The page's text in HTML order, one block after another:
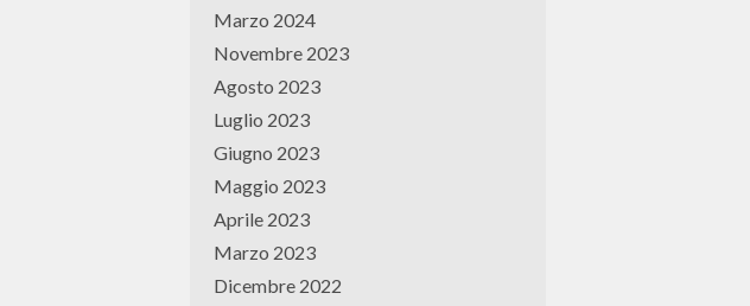
Marzo 2024
Novembre 2023
Agosto 2023
Luglio 2023
Giugno 2023
Maggio 2023
Aprile 2023
Marzo 2023
Dicembre 2022